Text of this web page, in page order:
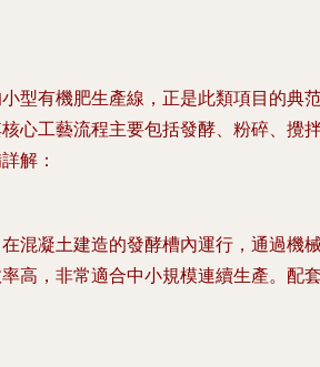
型有機肥生產線，正是此類項目的典
心工藝流程主要包括發酵、粉碎、攪
解：
混凝土建造的發酵槽內運行，通過機
高，非常適合中小規模連續生產。配